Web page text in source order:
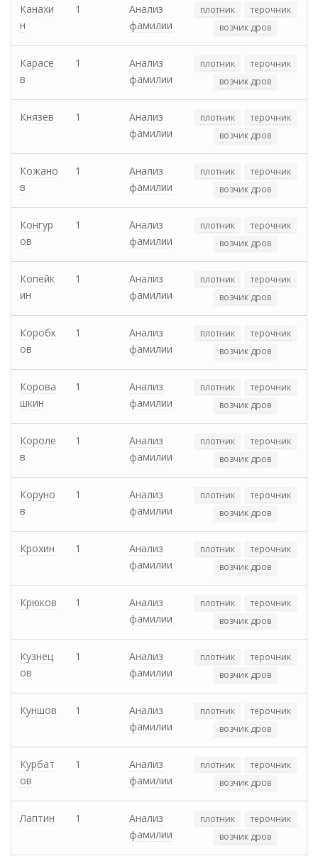
Канахи
н
1
Анализ
фамилии
плотник
терочник
возчик дров
Карасе
в
1
Анализ
фамилии
плотник
терочник
возчик дров
Князев 1
Анализ
фамилии
плотник
терочник
возчик дров
Кожано
в
1
Анализ
фамилии
плотник
терочник
возчик дров
Конгур
ов
1
Анализ
фамилии
плотник
терочник
возчик дров
Копейк
ин
1
Анализ
фамилии
плотник
терочник
возчик дров
Коробк
ов
1
Анализ
фамилии
плотник
терочник
возчик дров
Корова
шкин
1
Анализ
фамилии
плотник
терочник
возчик дров
Короле
в
1
Анализ
фамилии
плотник
терочник
возчик дров
Коруно
в
1
Анализ
фамилии
плотник
терочник
возчик дров
Крохин 1
Анализ
фамилии
плотник
терочник
возчик дров
Крюков 1
Анализ
фамилии
плотник
терочник
возчик дров
Кузнец
ов
1
Анализ
фамилии
плотник
терочник
возчик дров
Куншов 1
Анализ
фамилии
плотник
терочник
возчик дров
Курбат
ов
1
Анализ
фамилии
плотник
терочник
возчик дров
Лаптин 1
Анализ
фамилии
плотник
терочник
возчик дров